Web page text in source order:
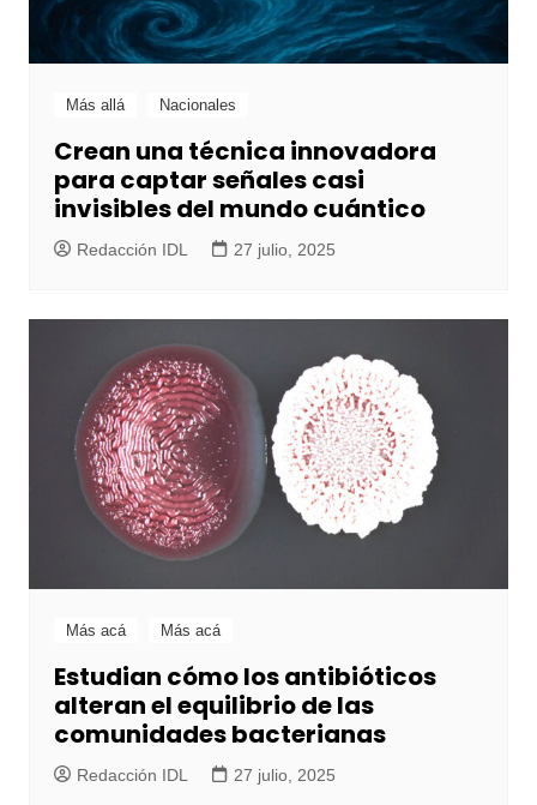
Más allá Nacionales
Crean una técnica innovadora
para captar señales casi
invisibles del mundo cuántico
Redacción IDL 27 julio, 2025
Más acá Más acá
Estudian cómo los antibióticos
alteran el equilibrio de las
comunidades bacterianas
Redacción IDL 27 julio, 2025